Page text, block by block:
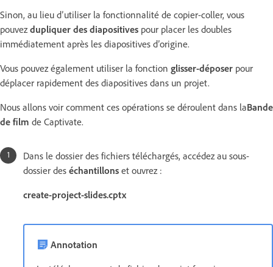
Sinon, au lieu d’utiliser la fonctionnalité de copier-coller, vous
pouvezdupliquer des diapositives pour placer les doubles
immédiatement après les diapositives d’origine.
Vous pouvez également utiliser la fonction glisser-déposer pour
déplacer rapidement des diapositives dans un projet.
Nous allons voir comment ces opérations se déroulent dans laBande
de film de Captivate.
Dans le dossier des fichiers téléchargés, accédez au sous-
dossier des échantillons et ouvrez :
create-project-slides.cptx
Annotation